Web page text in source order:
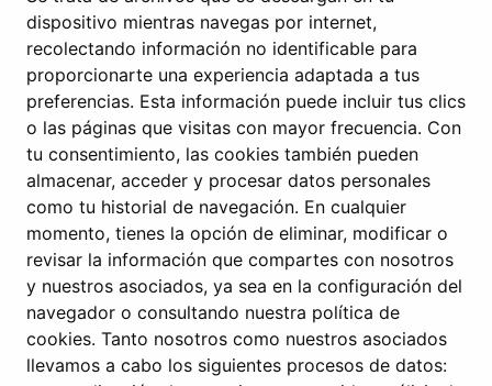
dispositivo mientras navegas por internet,
recolectando información no identificable para
proporcionarte una experiencia adaptada a tus
preferencias. Esta información puede incluir tus clics
o las páginas que visitas con mayor frecuencia. Con
tu consentimiento, las cookies también pueden
almacenar, acceder y procesar datos personales
como tu historial de navegación. En cualquier
momento, tienes la opción de eliminar, modificar o
revisar la información que compartes con nosotros
y nuestros asociados, ya sea en la configuración del
navegador o consultando nuestra política de
cookies. Tanto nosotros como nuestros asociados
llevamos a cabo los siguientes procesos de datos:
+34 601 519 653
infoweb@domusrs.com
Av. Colégio Militar nº37F, 4º – Torre Oriente
1500-180 Lisboa, Portugal
+351 912 420 164
geral@domusrs.com